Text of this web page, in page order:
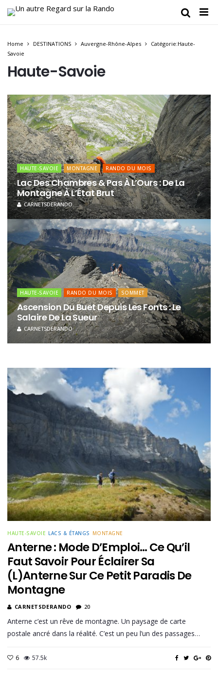
Home DESTINATIONS Auvergne-Rhône-Alpes
Catégorie:Haute-
Savoie
Haute-Savoie
HAUTE-SAVOIE MONTAGNE RANDO DU MOIS
Lac Des Chambres & Pas À L’Ours : De La
Montagne À L’État Brut
CARNETSDERANDO
HAUTE-SAVOIE RANDO DU MOIS SOMMET
Ascension Du Buet Depuis Les Fonts : Le
Salaire De La Sueur
CARNETSDERANDO
HAUTE-SAVOIE LACS & ÉTANGS MONTAGNE
Anterne : Mode D’Emploi… Ce Qu’il
Faut Savoir Pour Éclairer Sa
(L)anterne Sur Ce Petit Paradis De
Montagne
CARNETSDERANDO 20
Anterne c’est un rêve de montagne. Un paysage de carte
postale ancré dans la réalité. C’est un peu l’un des passages…
6 57.5k